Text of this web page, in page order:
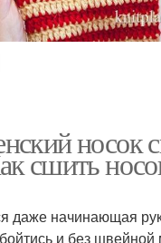
носок
сшить
даже начинающая
и без